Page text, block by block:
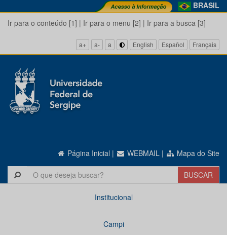
BRASIL
Ir para o conteúdo [1] | Ir para o menu [2] | Ir para a busca [3]
a+ a- a English Español Français
Página Inicial | WEBMAIL | Mapa do Site
Institucional
Campi